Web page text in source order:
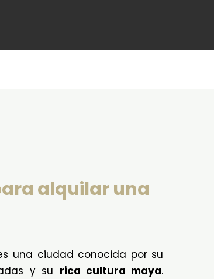
alquilar una
una ciudad conocida por su
y su rica cultura maya.